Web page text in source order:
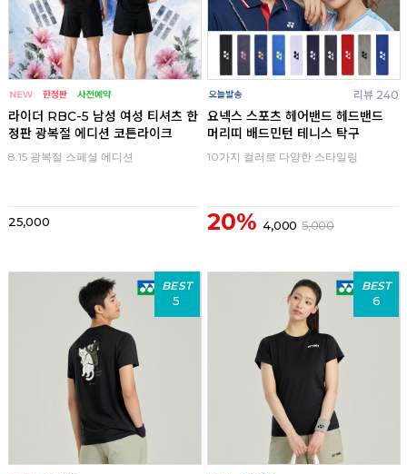
라이더 RBC-5 남성 여성 티셔츠 한
정판 광복절 에디션 코튼라이크
8.15 광복절 스페셜 에디션
25,000
리뷰 240
요넥스 스포츠 헤어밴드 헤드밴드
머리띠 배드민턴 테니스 탁구
10가지 컬러로 다양한 스타일링
20% 4,000 5,000
BEST
5
BEST
6